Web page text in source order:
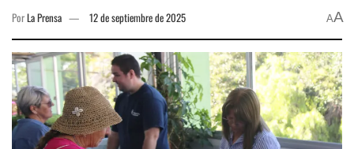
PorLa Prensa 12 de septiembre de 2025 AA